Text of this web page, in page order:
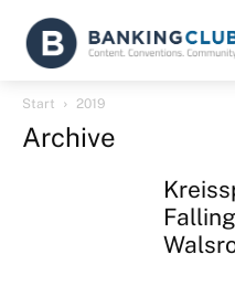
Start 2019
Archive